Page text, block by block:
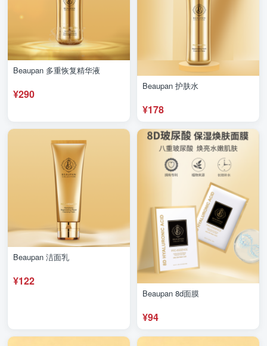
Beaupan 多重恢复精华液
¥290
Beaupan 护肤水
¥178
Beaupan 洁面乳
¥122
Beaupan 8d面膜
¥94